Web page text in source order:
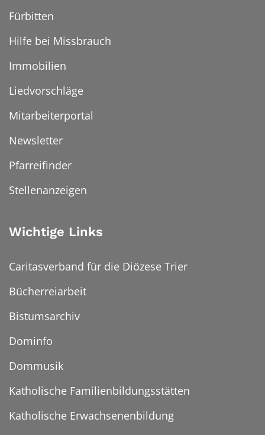
Fürbitten
Hilfe bei Missbrauch
Immobilien
Liedvorschläge
Mitarbeiterportal
Newsletter
Pfarreifinder
Stellenanzeigen
Wichtige Links
Caritasverband für die Diözese Trier
Bücherreiarbeit
Bistumsarchiv
Dominfo
Dommusik
Katholische Familienbildungsstätten
Katholische Erwachsenenbildung